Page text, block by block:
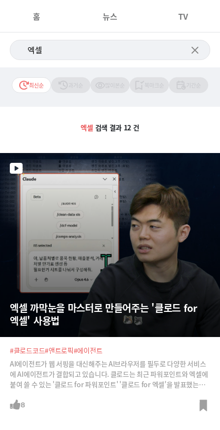
홈 뉴스 TV
최신순
엑셀 검색 결과 12 건
엑셀 까막눈을 마스터로 만들어주는 '클로드 for
엑셀' 사용법
#클로드코드#앤트로픽#에이전트
AI에이전트가 웹 서핑을 대신해주는 AI브라우저를 필두로 다양한 서비스
에 AI에이전트가 결합되고 있습니다. 클로드는 최근 파워포인트와 엑셀에
붙여 쓸 수 있는 '클로드 for 파워포인트' '클로드 for 엑셀'을 발표했는데
마치 사람처럼 엑셀의 기능을 이해하고 활용한다는 것이죠. 엑셀 표 안에
8